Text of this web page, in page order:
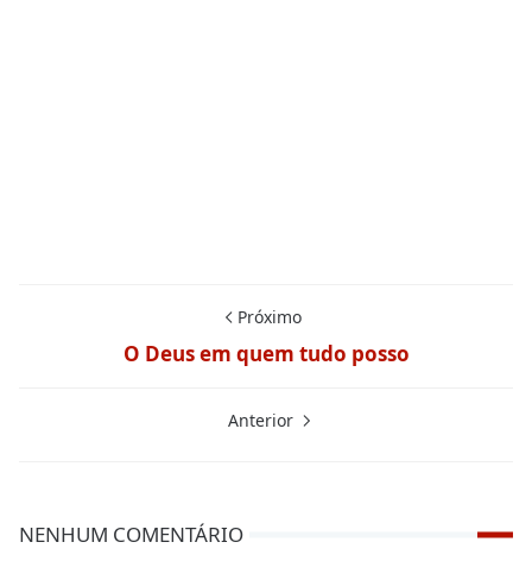
Próximo
O Deus em quem tudo posso
Anterior
NENHUM COMENTÁRIO